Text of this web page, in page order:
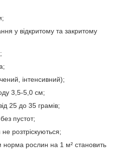
у відкритому та закритому
інтенсивний);
3,5-5,0 см;
25 до 35 грамів;
пустот;
розтріскуються;
рослин на 1 м² становить